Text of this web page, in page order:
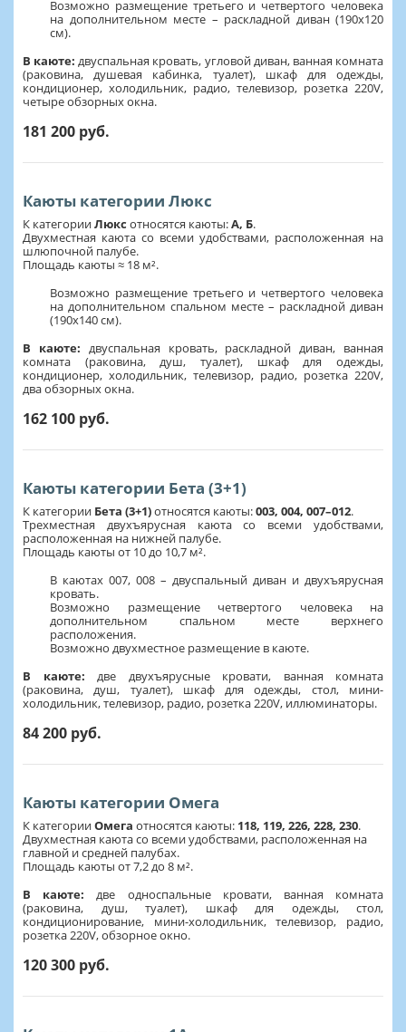
Возможно размещение третьего и четвертого человека
на дополнительном месте – раскладной диван (190х120
см).
В каюте:двуспальная кровать, угловой диван, ванная комната
(раковина, душевая кабинка, туалет), шкаф для одежды,
кондиционер, холодильник, радио, телевизор, розетка 220V,
четыре обзорных окна.
181 200 руб.
Каюты категории Люкс
К категорииЛюкс относятся каюты:А, Б.
Двухместная каюта со всеми удобствами, расположенная на
шлюпочной палубе.
Площадь каюты ≈ 18 м².
Возможно размещение третьего и четвертого человека
на дополнительном спальном месте – раскладной диван
(190х140 см).
В каюте: двуспальная кровать, раскладной диван, ванная
комната (раковина, душ, туалет), шкаф для одежды,
кондиционер, холодильник, телевизор, радио, розетка 220V,
два обзорных окна.
162 100 руб.
Каюты категории Бета (3+1)
К категории Бета (3+1)относятся каюты:003, 004, 007–012.
Трехместная двухъярусная каюта со всеми удобствами,
расположенная на нижней палубе.
Площадь каюты от 10 до 10,7 м².
В каютах 007, 008 – двуспальный диван и двухъярусная
кровать.
Возможно размещение четвертого человека на
дополнительном спальном месте верхнего
расположения.
Возможно двухместное размещение в каюте.
В каюте: две двухъярусные кровати, ванная комната
(раковина, душ, туалет), шкаф для одежды, стол, мини-
холодильник, телевизор, радио, розетка 220V, иллюминаторы.
84 200 руб.
Каюты категории Омега
К категорииОмега относятся каюты: 118, 119, 226, 228, 230.
Двухместная каюта со всеми удобствами, расположенная на
главной и средней палубах.
Площадь каюты от 7,2 до 8 м².
В каюте:две односпальные кровати, ванная комната
(раковина, душ, туалет), шкаф для одежды, стол,
кондиционирование, мини-холодильник, телевизор, радио,
розетка 220V, обзорное окно.
120 300 руб.